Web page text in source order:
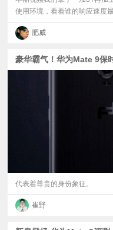
使用环境，看看谁的响应速度最
肥威
豪华霸气！华为Mate 9保
代表着尊贵的身份象征。
崔野